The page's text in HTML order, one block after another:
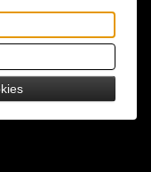
ve tvaru hvězdy,